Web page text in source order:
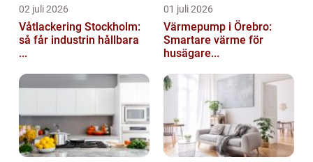
02 juli 2026
Våtlackering Stockholm:
så får industrin hållbara
...
01 juli 2026
Värmepump i Örebro:
Smartare värme för
husägare...